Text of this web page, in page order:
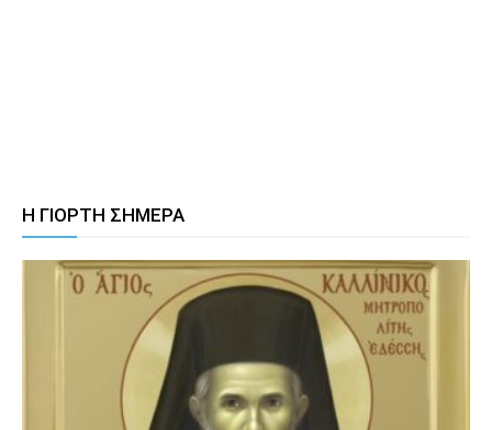
Η ΓΙΟΡΤΗ ΣΗΜΕΡΑ